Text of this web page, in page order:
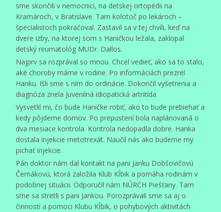
sme skončili v nemocnici, na detskej ortopédii na
Kramároch, v Bratislave. Tam kolotoč po lekároch –
špecialistoch pokračoval. Zastavil sa v tej chvíli, keď na
dvere izby, na ktorej som s Haničkou ležala, zaklopal
detský reumatológ MUDr. Dallos.
Najprv sa rozprával so mnou. Chcel vedieť, ako sa to stalo,
aké choroby máme v rodine. Po informáciách prezrel
Hanku. Išli sme s ním do ordinácie. Dokončil vyšetrenia a
diagnóza znela Juvenilná idiopatická artritída
Vysvetlil mi, čo bude Haničke robiť, ako to bude prebiehať a
kedy pôjdeme domov. Po prepustení bola naplánovaná o
dva mesiace kontrola. Kontrola nedopadla dobre. Hanka
dostala injekcie metotrexát. Naučil nás ako budeme my
pichať injekcie.
Pán doktor nám dal kontakt na pani Janku Dobšovičovú
Černákovú, ktorá založila Klub Kĺbik a pomáha rodinám v
podobnej situácii. Odporučil nám NÚRCH Piešťany. Tam
sme sa stretli s pani Jankou. Porozprávali sme sa aj o
činnosti a pomoci Klubu Kĺbik, o pohybových aktivitách